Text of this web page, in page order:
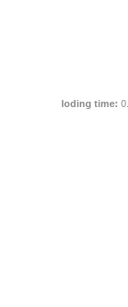
loding time: